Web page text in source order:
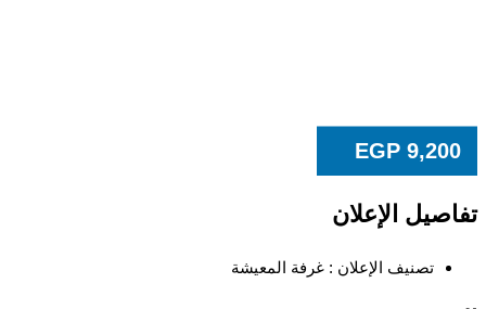
EGP
الإعلان
تصنيف الإعلان :غرفة المعيشة